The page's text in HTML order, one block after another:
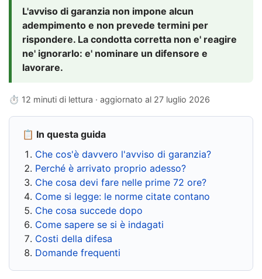
L'avviso di garanzia non impone alcun
adempimento e non prevede termini per
rispondere. La condotta corretta non e' reagire
ne' ignorarlo: e' nominare un difensore e
lavorare.
⏱ 12 minuti di lettura · aggiornato al 27 luglio 2026
📋 In questa guida
Che cos'è davvero l'avviso di garanzia?
Perché è arrivato proprio adesso?
Che cosa devi fare nelle prime 72 ore?
Come si legge: le norme citate contano
Che cosa succede dopo
Come sapere se si è indagati
Costi della difesa
Domande frequenti